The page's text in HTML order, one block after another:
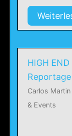
HIGH
Reportage
Carlos
& Events